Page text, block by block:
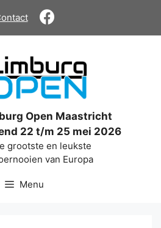
Open Maastricht
22 t/m 25 mei 2026
grootste en leukste
van Europa
Menu